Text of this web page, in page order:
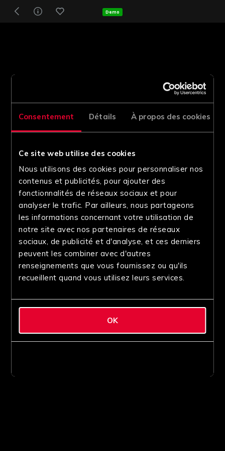
Consentement Détails À propos des cookies
Ce site web utilise des cookies
Nous utilisons des cookies pour personnaliser nos
contenus et publicités, pour ajouter des
fonctionnalités de réseaux sociaux et pour
analyser le trafic. Par ailleurs, nous partageons
les informations concernant votre utilisation de
notre site avec nos partenaires de réseaux
sociaux, de publicité et d'analyse, et ces derniers
peuvent les combiner avec d'autres
renseignements que vous fournissez ou qu'ils
recueillent quand vous utilisez leurs services.
OK
Demo